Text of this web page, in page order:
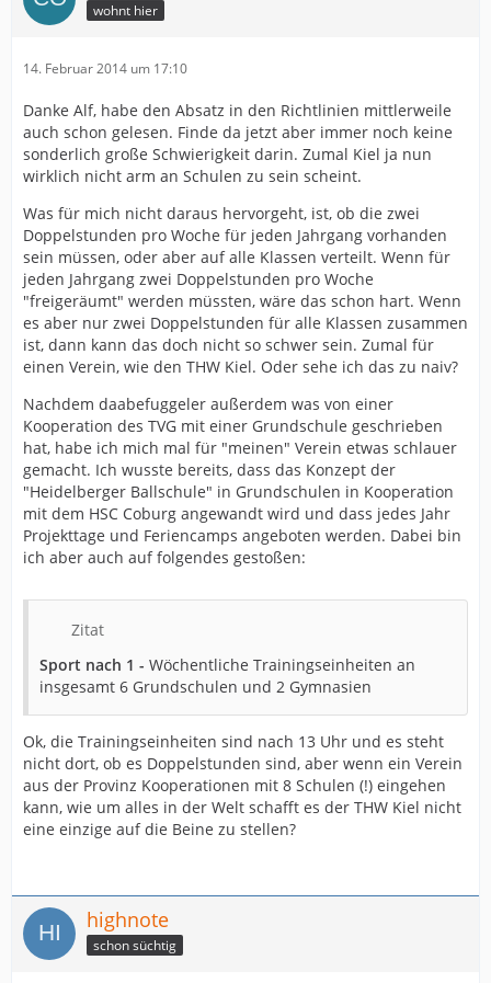
wohnt hier
14. Februar 2014 um 17:10
Danke Alf, habe den Absatz in den Richtlinien mittlerweile
auch schon gelesen. Finde da jetzt aber immer noch keine
sonderlich große Schwierigkeit darin. Zumal Kiel ja nun
wirklich nicht arm an Schulen zu sein scheint.
Was für mich nicht daraus hervorgeht, ist, ob die zwei
Doppelstunden pro Woche für jeden Jahrgang vorhanden
sein müssen, oder aber auf alle Klassen verteilt. Wenn für
jeden Jahrgang zwei Doppelstunden pro Woche
"freigeräumt" werden müssten, wäre das schon hart. Wenn
es aber nur zwei Doppelstunden für alle Klassen zusammen
ist, dann kann das doch nicht so schwer sein. Zumal für
einen Verein, wie den THW Kiel. Oder sehe ich das zu naiv?
Nachdem daabefuggeler außerdem was von einer
Kooperation des TVG mit einer Grundschule geschrieben
hat, habe ich mich mal für "meinen" Verein etwas schlauer
gemacht. Ich wusste bereits, dass das Konzept der
"Heidelberger Ballschule" in Grundschulen in Kooperation
mit dem HSC Coburg angewandt wird und dass jedes Jahr
Projekttage und Feriencamps angeboten werden. Dabei bin
ich aber auch auf folgendes gestoßen:
Zitat
Sport nach 1 - Wöchentliche Trainingseinheiten an
insgesamt 6 Grundschulen und 2 Gymnasien
Ok, die Trainingseinheiten sind nach 13 Uhr und es steht
nicht dort, ob es Doppelstunden sind, aber wenn ein Verein
aus der Provinz Kooperationen mit 8 Schulen (!) eingehen
kann, wie um alles in der Welt schafft es der THW Kiel nicht
eine einzige auf die Beine zu stellen?
highnote
schon süchtig